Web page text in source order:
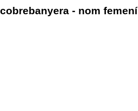
cobrebanyera - nom femení